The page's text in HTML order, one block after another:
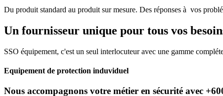
Du produit standard au produit sur mesure. Des réponses à vos
Un fournisseur unique pour tous vos
SSO équipement, c'est un seul interlocuteur avec une gamme
Equipement de protection induviduel
Nous accompagnons votre métier en sécurité avec